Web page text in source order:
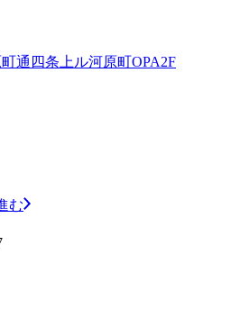
通四条上ル河原町OPA2F
む